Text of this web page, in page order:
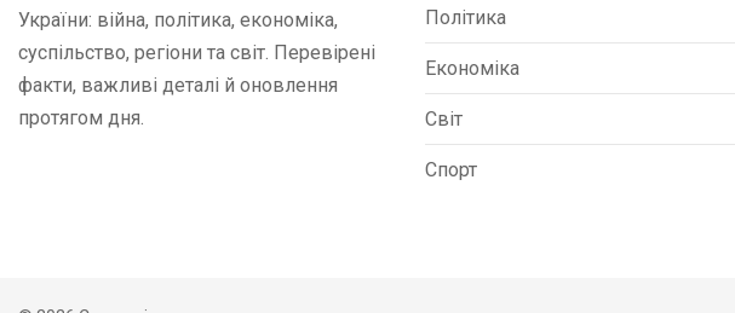
України: війна, політика, економіка,
суспільство, регіони та світ. Перевірені
факти, важливі деталі й оновлення
протягом дня.
Політика
Економіка
Світ
Спорт